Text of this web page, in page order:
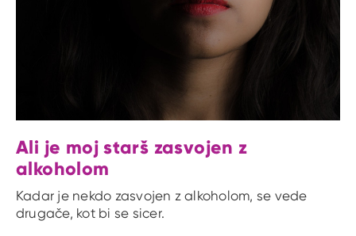
Ali je moj starš zasvojen z
alkoholom
Kadar je nekdo zasvojen z alkoholom, se vede
drugače, kot bi se sicer.